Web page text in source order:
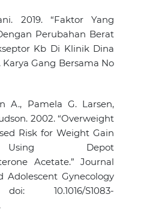
2019. “Faktor Yang
Perubahan Berat
Kb Di Klinik Dina
Karya Gang Bersama No
A., Pamela G. Larsen,
2002. “Overweight
Risk for Weight Gain
Depot
Acetate.” Journal
Adolescent Gynecology
10.1016/S1083-